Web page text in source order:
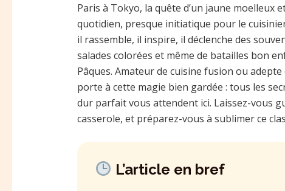
Paris à Tokyo, la quête d’un jaune moelleux
quotidien, presque initiatique pour le
il rassemble, il inspire, il déclenche des
salades colorées et même de batailles bon
Pâques. Amateur de cuisine fusion ou
porte à cette magie bien gardée : tous les
dur parfait vous attendent ici. Laissez-vous
casserole, et préparez-vous à sublimer ce
L’article en bref